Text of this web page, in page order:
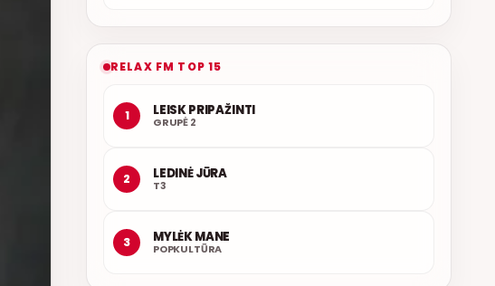
RELAX FM TOP 15
1 LEISK PRIPAŽINTI
GRUPĖ 2
2 LEDINĖ JŪRA
T3
3 MYLĖK MANE
POPKULTŪRA